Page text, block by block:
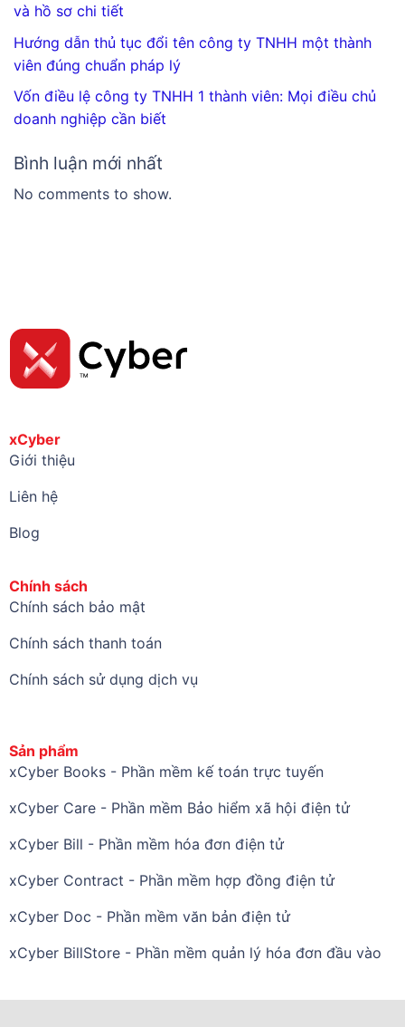
và hồ sơ chi tiết
Hướng dẫn thủ tục đổi tên công ty TNHH một thành
viên đúng chuẩn pháp lý
Vốn điều lệ công ty TNHH 1 thành viên: Mọi điều chủ
doanh nghiệp cần biết
Bình luận mới nhất
No comments to show.
xCyber
Giới thiệu
Liên hệ
Blog
Chính sách
Chính sách bảo mật
Chính sách thanh toán
Chính sách sử dụng dịch vụ
Sản phẩm
xCyber Books - Phần mềm kế toán trực tuyến
xCyber Care - Phần mềm Bảo hiểm xã hội điện tử
xCyber Bill - Phần mềm hóa đơn điện tử
xCyber Contract - Phần mềm hợp đồng điện tử
xCyber Doc - Phần mềm văn bản điện tử
xCyber BillStore - Phần mềm quản lý hóa đơn đầu vào